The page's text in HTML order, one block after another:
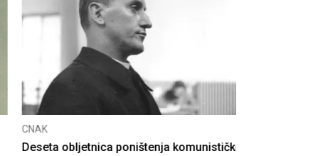
Deseta obljetnica poništenja komunističke